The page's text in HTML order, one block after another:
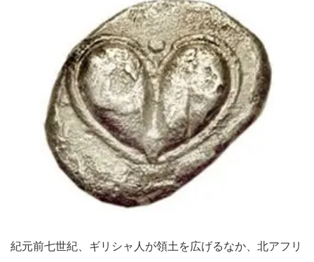
紀元前七世紀、ギリシャ人が領土を広げるなか、北アフリ